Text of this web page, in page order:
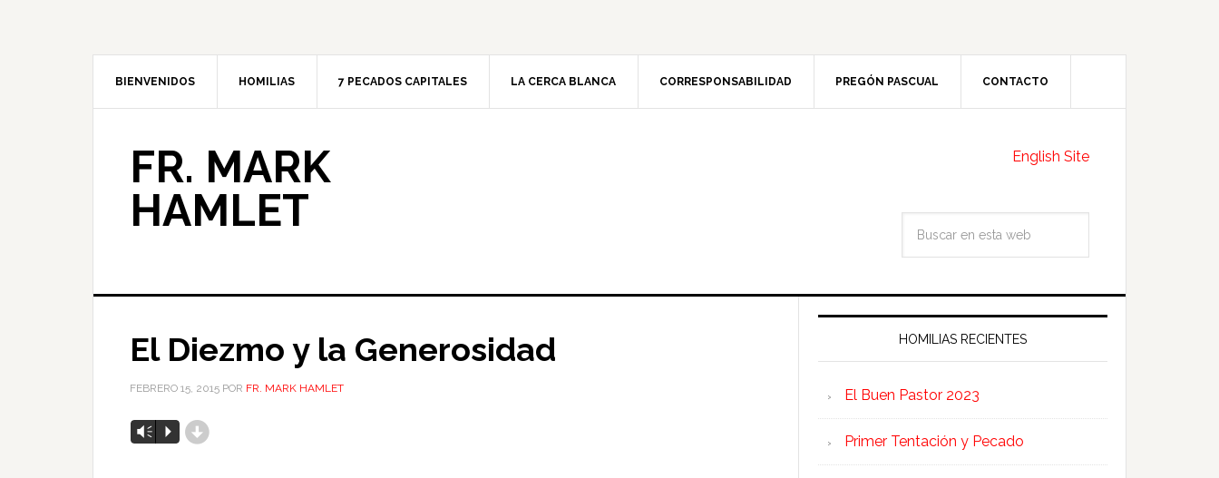
BIENVENIDOS HOMILIAS 7 PECADOS CAPITALES LA CERCA BLANCA CORRESPONSABILIDAD PREGÓN PASCUAL CONTACTO
FR. MARK
HAMLET
English Site
El Diezmo y la Generosidad
FEBRERO 15, 2015 POR FR. MARK HAMLET
Reproductor
Vm P d
HOMILIAS RECIENTES
El Buen Pastor 2023
Primer Tentación y Pecado